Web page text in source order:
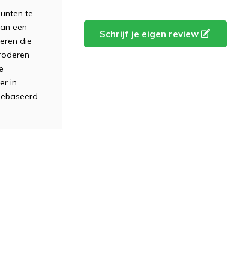
te
een
die
in
Schrijf je eigen review